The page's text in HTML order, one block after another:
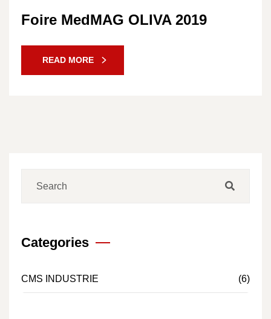
Foire MedMAG OLIVA 2019
READ MORE
Categories
CMS INDUSTRIE (6)